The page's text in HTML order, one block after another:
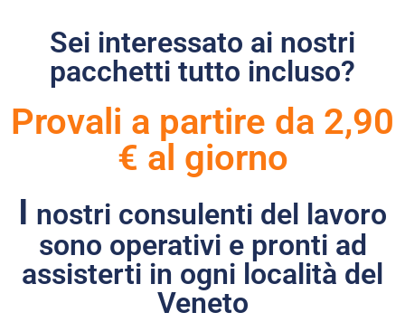
Sei interessato ai nostri
pacchetti tutto incluso?
Provali a partire da 2,90
€ al giorno
I nostri consulenti del lavoro
sono operativi e pronti ad
assisterti in ogni località del
Veneto